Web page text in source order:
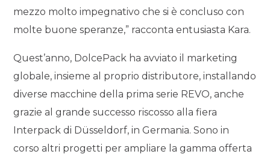
mezzo molto impegnativo che si è concluso con
molte buone speranze,” racconta entusiasta Kara.
Quest’anno, DolcePack ha avviato il marketing
globale, insieme al proprio distributore, installando
diverse macchine della prima serie REVO, anche
grazie al grande successo riscosso alla fiera
Interpack di Düsseldorf, in Germania. Sono in
corso altri progetti per ampliare la gamma offerta